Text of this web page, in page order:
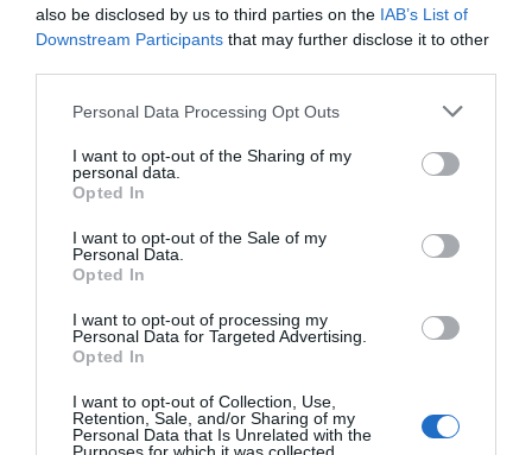
also be disclosed by us to third parties on the IAB’s List of
Downstream Participants that may further disclose it to other
Personal Data Processing Opt Outs
I want to opt-out of the Sharing of my
personal data.
Opted In
I want to opt-out of the Sale of my
Personal Data.
Opted In
I want to opt-out of processing my
Personal Data for Targeted Advertising.
Opted In
I want to opt-out of Collection, Use,
Retention, Sale, and/or Sharing of my
Personal Data that Is Unrelated with the
logren el proceso de validación en un periodo de 6
a 10 meses y que puedan evitar, de este modo, los
largos plazos habituales que arrastran estos
procesos, que normalmente duran dos años, o
proceso impacte sobre el hospital y se aplique la
solución", ha explicado
director médico del
. De hecho, el Hospital de
Sant Pau, que tiene firmado un acuerdo
comprometiéndose a intentar aplicar las
soluciones después de su validación, servirá como
show caspara otros hospitales.